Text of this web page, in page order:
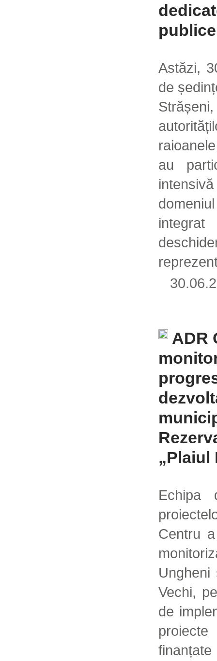
Astăzi,
de
au
ADR
„Plaiul
Echipa
Centru
Ungheni
Vechi,
de